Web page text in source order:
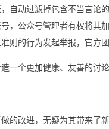
自动过滤掉包含不当言论的
，公众号管理者有权将其
则的行为发起举报，官方
一个更加健康、友善的讨
的改进，无疑为其带来